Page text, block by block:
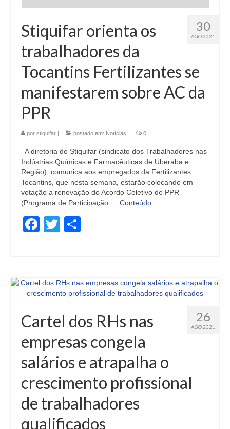
30
AGO 2021
Stiquifar orienta os
trabalhadores da
Tocantins Fertilizantes se
manifestarem sobre AC da
PPR
por stiquifar | postado em: Notícias | 0
A diretoria do Stiquifar (sindicato dos Trabalhadores nas
Indústrias Químicas e Farmacêuticas de Uberaba e
Região), comunica aos empregados da Fertilizantes
Tocantins, que nesta semana, estarão colocando em
votação a renovação do Acordo Coletivo de PPR
(Programa de Participação … Conteúdo
Facebook
Twitter
26
AGO 2021
Cartel dos RHs nas
empresas congela
salários e atrapalha o
crescimento profissional
de trabalhadores
qualificados